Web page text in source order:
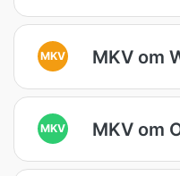
MKV MKV om
MKV MKV om